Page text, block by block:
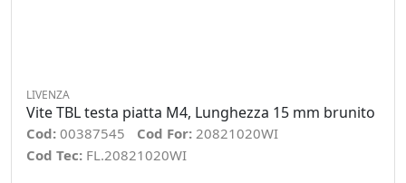
LIVENZA
Vite TBL testa piatta M4, Lunghezza 15 mm brunito
Cod: 00387545 Cod For: 20821020WI
Cod Tec: FL.20821020WI